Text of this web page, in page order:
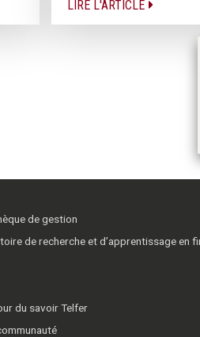
LIRE L'ARTICLE
de gestion
de recherche et d’apprentissage en
du savoir Telfer